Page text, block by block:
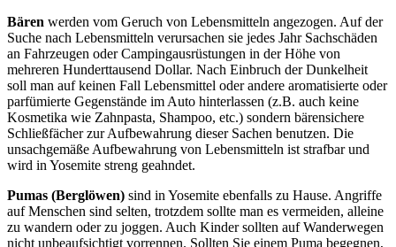
Bären werden vom Geruch von Lebensmitteln angezogen. Auf der
Suche nach Lebensmitteln verursachen sie jedes Jahr Sachschäden
an Fahrzeugen oder Campingausrüstungen in der Höhe von
mehreren Hunderttausend Dollar. Nach Einbruch der Dunkelheit
soll man auf keinen Fall Lebensmittel oder andere aromatisierte oder
parfümierte Gegenstände im Auto hinterlassen (z.B. auch keine
Kosmetika wie Zahnpasta, Shampoo, etc.) sondern bärensichere
Schließfächer zur Aufbewahrung dieser Sachen benutzen. Die
unsachgemäße Aufbewahrung von Lebensmitteln ist strafbar und
wird in Yosemite streng geahndet.
Pumas (Berglöwen) sind in Yosemite ebenfalls zu Hause. Angriffe
auf Menschen sind selten, trotzdem sollte man es vermeiden, alleine
zu wandern oder zu joggen. Auch Kinder sollten auf Wanderwegen
nicht unbeaufsichtigt vorrennen. Sollten Sie einem Puma begegnen,